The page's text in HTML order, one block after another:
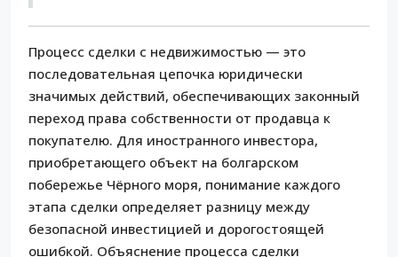
Процесс сделки с недвижимостью — это
последовательная цепочка юридически
значимых действий, обеспечивающих законный
переход права собственности от продавца к
покупателю. Для иностранного инвестора,
приобретающего объект на болгарском
побережье Чёрного моря, понимание каждого
этапа сделки определяет разницу между
безопасной инвестицией и дорогостоящей
ошибкой. Объяснение процесса сделки